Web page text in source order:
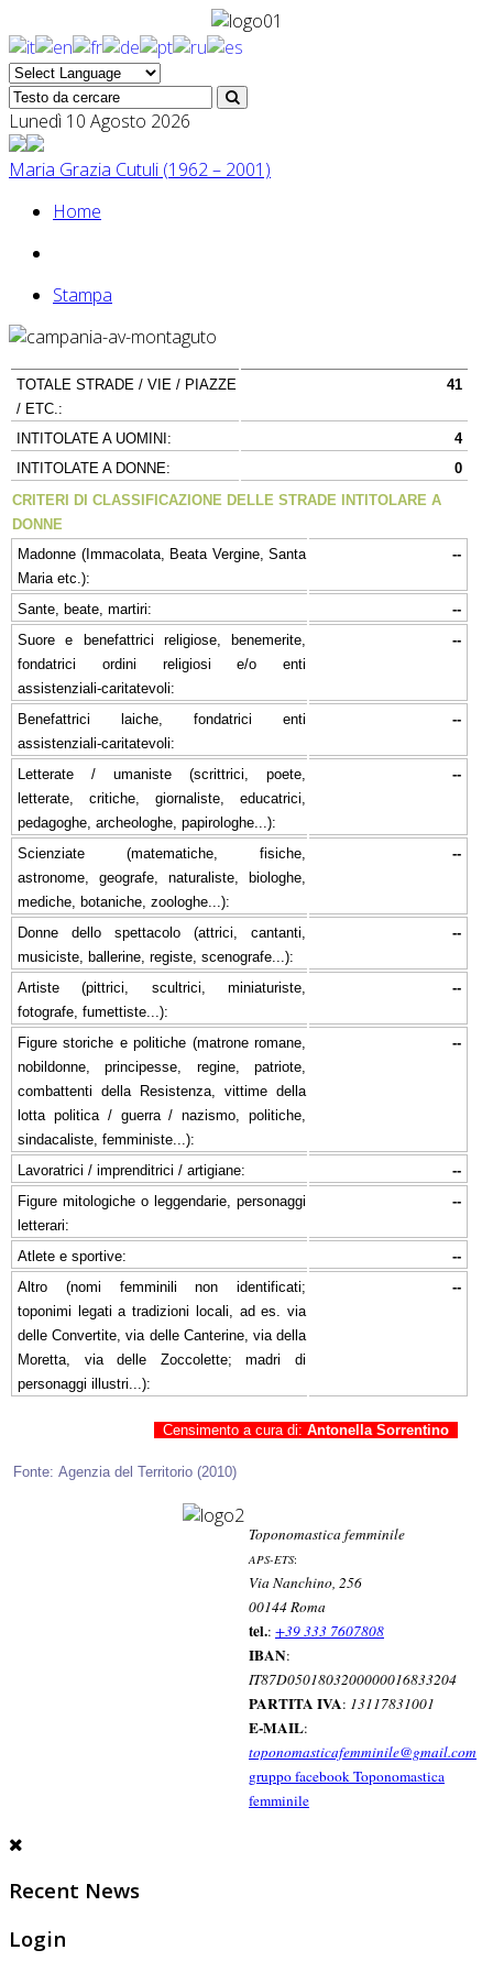
Lunedì 10 Agosto 2026
Maria Grazia Cutuli (1962 – 2001)
Home
Stampa
TOTALE STRADE / VIE / PIAZZE
/ ETC.:
41
INTITOLATE A UOMINI:
4
INTITOLATE A DONNE:
0
CRITERI DI CLASSIFICAZIONE DELLE STRADE INTITOLARE A
DONNE
Madonne (Immacolata, Beata Vergine, Santa
Maria etc.):
--
Sante, beate, martiri:
--
Suore e benefattrici religiose, benemerite,
fondatrici ordini religiosi e/o enti
assistenziali-caritatevoli:
--
Benefattrici laiche, fondatrici enti
assistenziali-caritatevoli:
--
Letterate / umaniste (scrittrici, poete,
letterate, critiche, giornaliste, educatrici,
pedagoghe, archeologhe, papirologhe...):
--
Scienziate (matematiche, fisiche,
astronome, geografe, naturaliste, biologhe,
mediche, botaniche, zoologhe...):
--
Donne dello spettacolo (attrici, cantanti,
musiciste, ballerine, registe, scenografe...):
--
Artiste (pittrici, scultrici, miniaturiste,
fotografe, fumettiste...):
--
Figure storiche e politiche (matrone romane,
nobildonne, principesse, regine, patriote,
combattenti della Resistenza, vittime della
lotta politica / guerra / nazismo, politiche,
sindacaliste, femministe...):
--
Lavoratrici / imprenditrici / artigiane:
--
Figure mitologiche o leggendarie, personaggi
letterari:
--
Atlete e sportive:
--
Altro (nomi femminili non identificati;
toponimi legati a tradizioni locali, ad es. via
delle Convertite, via delle Canterine, via della
Moretta, via delle Zoccolette; madri di
personaggi illustri...):
--
Censimento a cura di: Antonella Sorrentino
Fonte: Agenzia del Territorio (2010)
Toponomastica femminile
APS-ETS:
Via Nanchino, 256
00144 Roma
tel.: +39 333 7607808
IBAN:
IT87D0501803200000016833204
PARTITA IVA: 13117831001
E-MAIL:
toponomasticafemminile@gmail.com
gruppo facebook Toponomastica
femminile
Recent News
Login